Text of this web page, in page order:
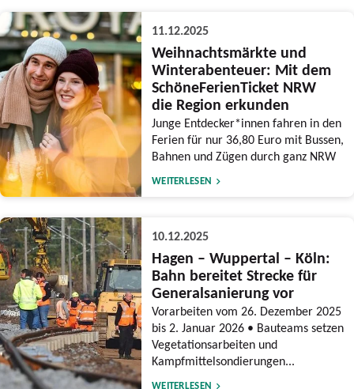
11.12.2025
Weihnachtsmärkte und
Winterabenteuer: Mit dem
SchöneFerienTicket NRW
die Region erkunden
Junge Entdecker*innen fahren in den
Ferien für nur 36,80 Euro mit Bussen,
Bahnen und Zügen durch ganz NRW
WEITERLESEN
10.12.2025
Hagen – Wuppertal – Köln:
Bahn bereitet Strecke für
Generalsanierung vor
Vorarbeiten vom 26. Dezember 2025
bis 2. Januar 2026 • Bauteams setzen
Vegetationsarbeiten und
Kampfmittelsondierungen...
WEITERLESEN